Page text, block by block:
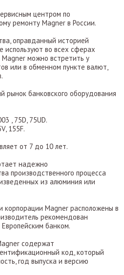
центром по
ремонту Magner в России.
оправданный историей
используют во всех сферах
Magner можно встретить у
или в обменном пункте валют,
рынок банковского оборудования
, 75D, 75UD.
155F.
от 7 до 10 лет.
надежно
производственного процесса
из алюминия или
Magner расположены в
рекомендован
банком.
содержат
код, который
год выпуска и версию